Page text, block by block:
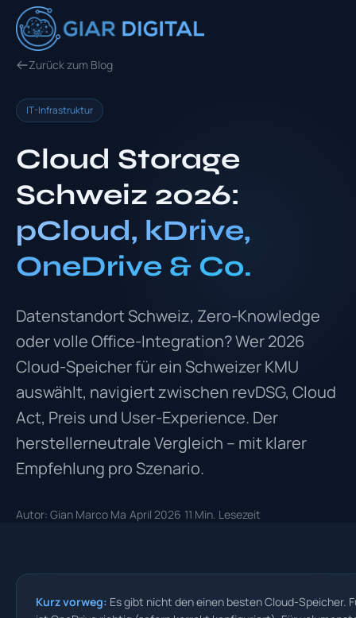
Zurück zum Blog
IT-Infrastruktur
Cloud Storage
Schweiz 2026:
pCloud, kDrive,
OneDrive & Co.
Datenstandort Schweiz, Zero-Knowledge
oder volle Office-Integration? Wer 2026
Cloud-Speicher für ein Schweizer KMU
auswählt, navigiert zwischen revDSG, Cloud
Act, Preis und User-Experience. Der
herstellerneutrale Vergleich – mit klarer
Empfehlung pro Szenario.
Autor: Gian Marco Ma April 2026 11 Min. Lesezeit
Kurz vorweg: Es gibt nicht den einen besten Cloud-Speicher.